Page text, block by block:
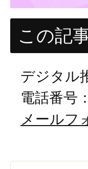
この記
デジタル
電話番号
メールフ